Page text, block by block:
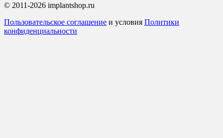
© 2011-2026 implantshop.ru
Пользовательское соглашение и условия Политики
конфиденциальности